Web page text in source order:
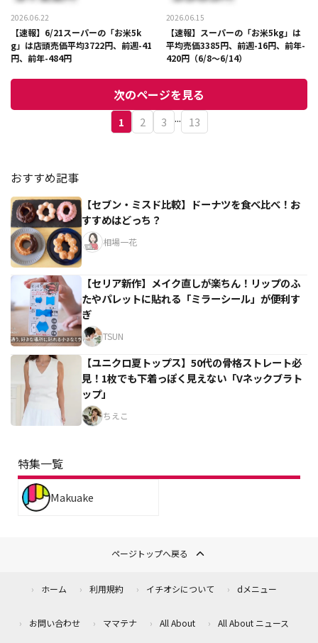
2026.06.22
【速報】6/21スーパーの「お米5k
g」は店頭売価平均3722円、前週-41
円、前年-484円
2026.06.15
【速報】スーパーの「お米5kg」は
平均売価3385円、前週-16円、前年-
420円（6/8～6/14）
次のページを見る
1 2 3 ... 13
おすすめ記事
【セブン・ミスド比較】ドーナツを食べ比べ！お
すすめはどっち？
相場一花
【セリア新作】メイク直しが楽ちん！リップのふ
たやパレットに貼れる「ミラーシール」が便利す
ぎ
TSUN
【ユニクロ夏トップス】50代の骨格ストレート必
見！1枚でも下着っぽく見えない「Vネックブラト
ップ」
ちえこ
特集一覧
Makuake
ページトップへ戻る
ホーム 利用規約 イチオシについて dメニュー
お問い合わせ ママテナ All About All About ニュース